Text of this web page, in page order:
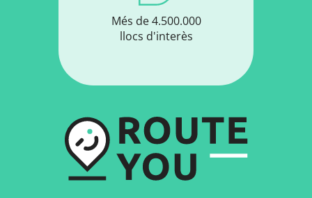
Més de 4.500.000
llocs d'interès